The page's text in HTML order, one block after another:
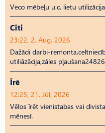
Veco mēbeļu u.c. lietu
Citi
23:22, 2. Aug, 2026
Dažādi darbi-
utiliāzācija,zāles
Īrē
12:25, 21. Jūl, 2026
Vēlos īrēt vienistabas vai
mēnesī.